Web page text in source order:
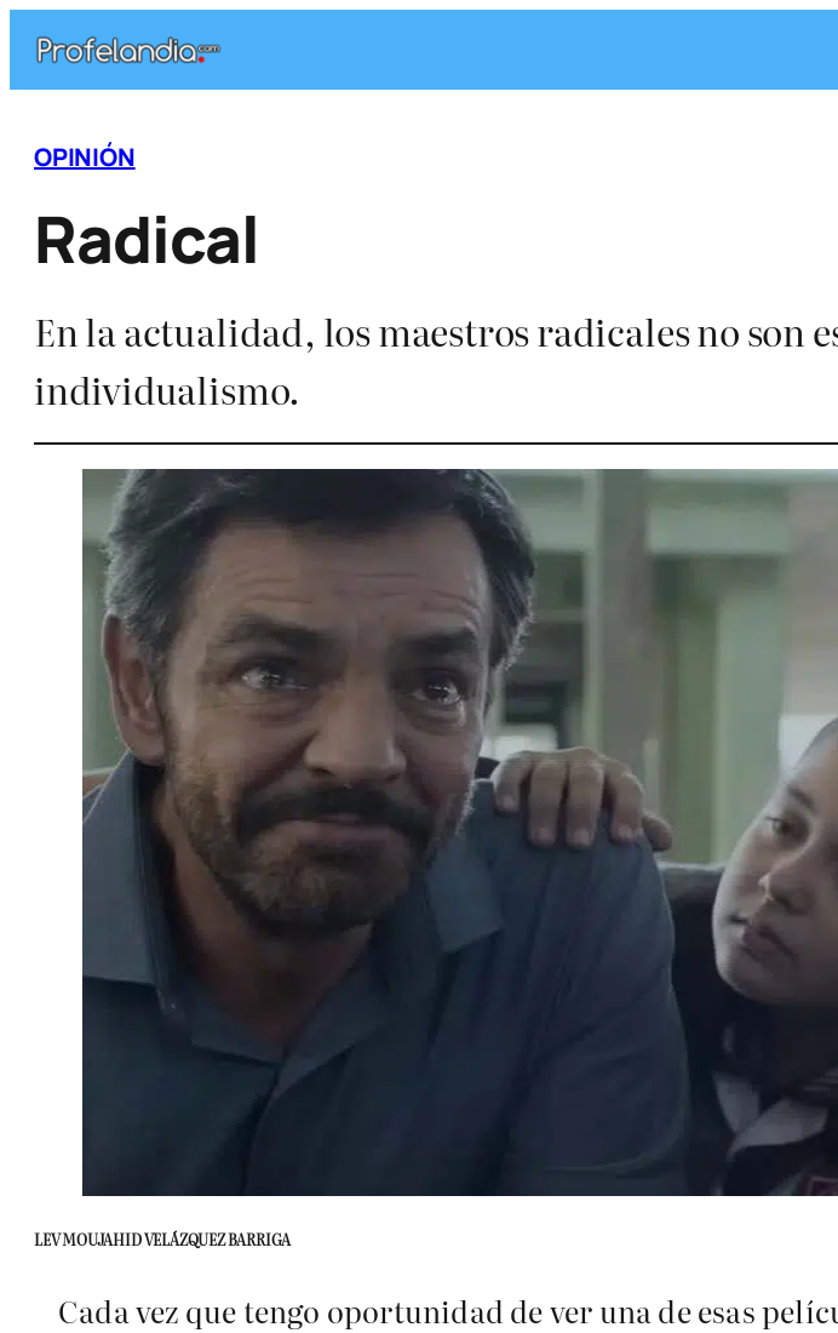
contenido
OPINIÓN
Radical
En la actualidad, los maestros radicales no son
individualismo.
LEV MOUJAHID VELÁZQUEZ BARRIGA
Cada vez que tengo oportunidad de ver una de esas